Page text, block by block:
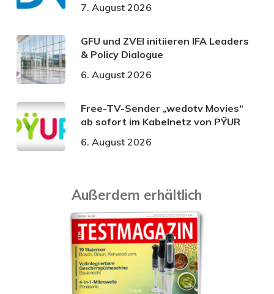
7. August 2026
GFU und ZVEI initiieren IFA Leaders
& Policy Dialogue
6. August 2026
Free-TV-Sender „wedotv Movies“
ab sofort im Kabelnetz von PŸUR
6. August 2026
Außerdem erhältlich